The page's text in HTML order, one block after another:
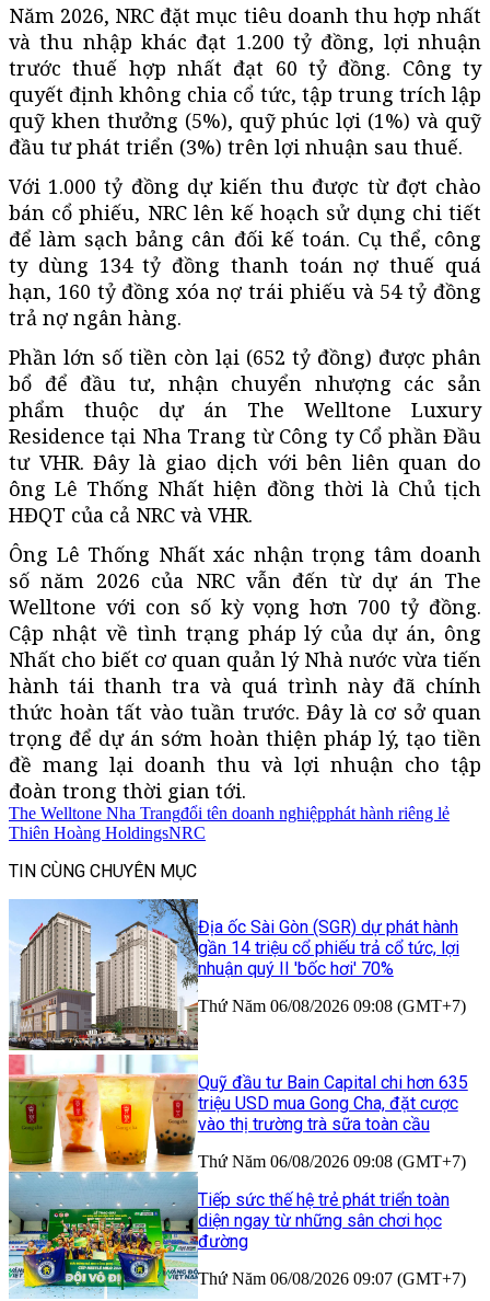
Năm 2026, NRC đặt mục tiêu doanh thu hợp nhất
và thu nhập khác đạt 1.200 tỷ đồng, lợi nhuận
trước thuế hợp nhất đạt 60 tỷ đồng. Công ty
quyết định không chia cổ tức, tập trung trích lập
quỹ khen thưởng (5%), quỹ phúc lợi (1%) và quỹ
đầu tư phát triển (3%) trên lợi nhuận sau thuế.
Với 1.000 tỷ đồng dự kiến thu được từ đợt chào
bán cổ phiếu, NRC lên kế hoạch sử dụng chi tiết
để làm sạch bảng cân đối kế toán. Cụ thể, công
ty dùng 134 tỷ đồng thanh toán nợ thuế quá
hạn, 160 tỷ đồng xóa nợ trái phiếu và 54 tỷ đồng
trả nợ ngân hàng.
Phần lớn số tiền còn lại (652 tỷ đồng) được phân
bổ để đầu tư, nhận chuyển nhượng các sản
phẩm thuộc dự án The Welltone Luxury
Residence tại Nha Trang từ Công ty Cổ phần Đầu
tư VHR. Đây là giao dịch với bên liên quan do
ông Lê Thống Nhất hiện đồng thời là Chủ tịch
HĐQT của cả NRC và VHR.
Ông Lê Thống Nhất xác nhận trọng tâm doanh
số năm 2026 của NRC vẫn đến từ dự án The
Welltone với con số kỳ vọng hơn 700 tỷ đồng.
Cập nhật về tình trạng pháp lý của dự án, ông
Nhất cho biết cơ quan quản lý Nhà nước vừa tiến
hành tái thanh tra và quá trình này đã chính
thức hoàn tất vào tuần trước. Đây là cơ sở quan
trọng để dự án sớm hoàn thiện pháp lý, tạo tiền
đề mang lại doanh thu và lợi nhuận cho tập
đoàn trong thời gian tới.
The Welltone Nha Trangđổi tên doanh nghiệpphát hành riêng lẻ
Thiên Hoàng HoldingsNRC
TIN CÙNG CHUYÊN MỤC
Địa ốc Sài Gòn (SGR) dự phát hành
gần 14 triệu cổ phiếu trả cổ tức, lợi
nhuận quý II 'bốc hơi' 70%
Thứ Năm 06/08/2026 09:08 (GMT+7)
Quỹ đầu tư Bain Capital chi hơn 635
triệu USD mua Gong Cha, đặt cược
vào thị trường trà sữa toàn cầu
Thứ Năm 06/08/2026 09:08 (GMT+7)
Tiếp sức thế hệ trẻ phát triển toàn
diện ngay từ những sân chơi học
đường
Thứ Năm 06/08/2026 09:07 (GMT+7)